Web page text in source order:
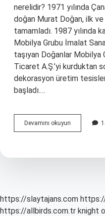
nerelidir? 1971 yılında
doğan Murat Doğan, ilk ve
tamamladı. 1987 yılında
Mobilya Grubu İmalat
taşıyan Doğanlar Mobilya
Ticaret A.Ş.’yi kurduktan
dekorasyon üretim
başladı.…
Devamını okuyun
Doğan
https://slaytajans.com
https://allbirds.com.tr knight